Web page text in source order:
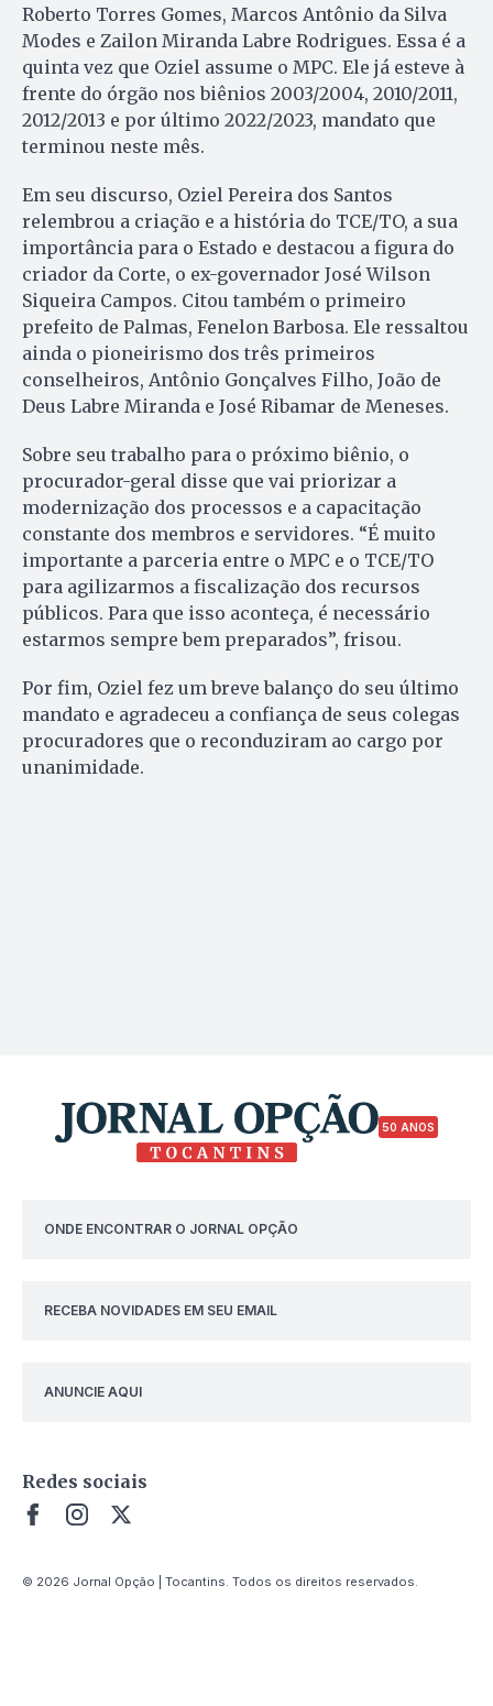
Roberto Torres Gomes, Marcos Antônio da Silva
Modes e Zailon Miranda Labre Rodrigues. Essa é a
quinta vez que Oziel assume o MPC. Ele já esteve à
frente do órgão nos biênios 2003/2004, 2010/2011,
2012/2013 e por último 2022/2023, mandato que
terminou neste mês.
Em seu discurso, Oziel Pereira dos Santos
relembrou a criação e a história do TCE/TO, a sua
importância para o Estado e destacou a figura do
criador da Corte, o ex-governador José Wilson
Siqueira Campos. Citou também o primeiro
prefeito de Palmas, Fenelon Barbosa. Ele ressaltou
ainda o pioneirismo dos três primeiros
conselheiros, Antônio Gonçalves Filho, João de
Deus Labre Miranda e José Ribamar de Meneses.
Sobre seu trabalho para o próximo biênio, o
procurador-geral disse que vai priorizar a
modernização dos processos e a capacitação
constante dos membros e servidores. “É muito
importante a parceria entre o MPC e o TCE/TO
para agilizarmos a fiscalização dos recursos
públicos. Para que isso aconteça, é necessário
estarmos sempre bem preparados”, frisou.
Por fim, Oziel fez um breve balanço do seu último
mandato e agradeceu a confiança de seus colegas
procuradores que o reconduziram ao cargo por
unanimidade.
50 ANOS
ONDE ENCONTRAR O JORNAL OPÇÃO
RECEBA NOVIDADES EM SEU EMAIL
ANUNCIE AQUI
Redes sociais
© 2026 Jornal Opção | Tocantins. Todos os direitos reservados.